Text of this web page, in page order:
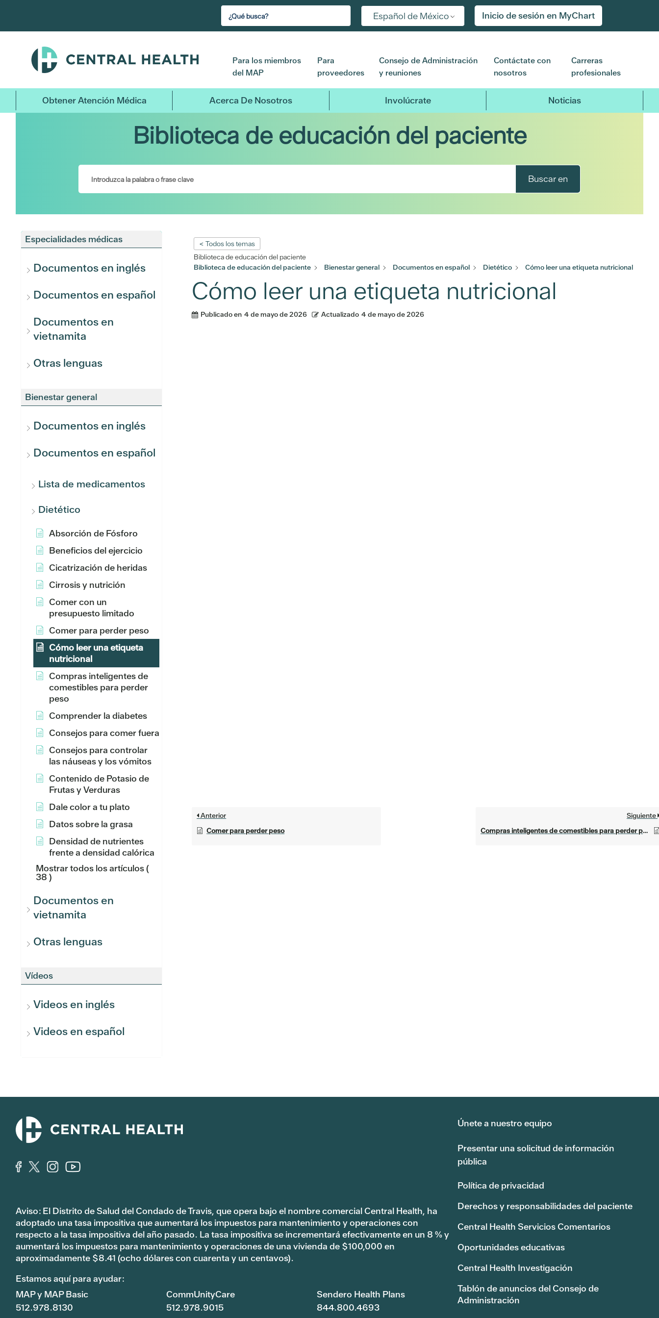
contenido
Español de México Inicio de sesión en MyChart
Para los miembros
del MAP
Para
proveedores
Consejo de Administración
y reuniones
Contáctate con
nosotros
Carreras
profesionales
Obtener Atención Médica Acerca De Nosotros Involúcrate Noticias
Biblioteca de educación del paciente
Buscar en
Especialidades médicas
Documentos en inglés
Documentos en español
Documentos en
vietnamita
Otras lenguas
Bienestar general
Documentos en inglés
Documentos en español
Lista de medicamentos
Dietético
Absorción de Fósforo
Beneficios del ejercicio
Cicatrización de heridas
Cirrosis y nutrición
Comer con un
presupuesto limitado
Comer para perder peso
Cómo leer una etiqueta
nutricional
Compras inteligentes de
comestibles para perder
peso
Comprender la diabetes
Consejos para comer fuera
Consejos para controlar
las náuseas y los vómitos
Contenido de Potasio de
Frutas y Verduras
Dale color a tu plato
Datos sobre la grasa
Densidad de nutrientes
frente a densidad calórica
Mostrar todos los artículos(
38 )
Documentos en
vietnamita
Otras lenguas
Vídeos
Videos en inglés
Videos en español
< Todos los temas
Biblioteca de educación del paciente
Biblioteca de educación del paciente
Bienestar general Documentos en español Dietético Cómo leer una etiqueta nutricional
Cómo leer una etiqueta nutricional
Publicado en 4 de mayo de 2026 Actualizado 4 de mayo de 2026
Anterior
Comer para perder peso
Siguiente
Compras inteligentes de comestibles para perder peso
Aviso: El Distrito de Salud del Condado de Travis, que opera bajo el nombre comercial Central Health, ha
adoptado una tasa impositiva que aumentará los impuestos para mantenimiento y operaciones con
respecto a la tasa impositiva del año pasado. La tasa impositiva se incrementará efectivamente en un 8 % y
aumentará los impuestos para mantenimiento y operaciones de una vivienda de $100,000 en
aproximadamente $8.41 (ocho dólares con cuarenta y un centavos).
Estamos aquí para ayudar:
MAP y MAP Basic
512.978.8130
CommUnityCare
512.978.9015
Sendero Health Plans
844.800.4693
Únete a nuestro equipo
Presentar una solicitud de información
pública
Política de privacidad
Derechos y responsabilidades del paciente
Central Health Servicios Comentarios
Oportunidades educativas
Central Health Investigación
Tablón de anuncios del Consejo de
Administración